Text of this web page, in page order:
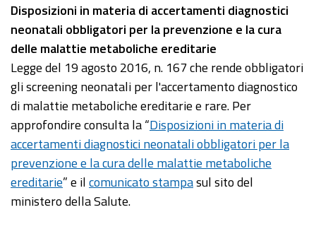
Disposizioni in materia di accertamenti diagnostici
neonatali obbligatori per la prevenzione e la cura
delle malattie metaboliche ereditarie
Legge del 19 agosto 2016, n. 167 che rende obbligatori
gli screening neonatali per l'accertamento diagnostico
di malattie metaboliche ereditarie e rare. Per
approfondire consulta la “Disposizioni in materia di
accertamenti diagnostici neonatali obbligatori per la
prevenzione e la cura delle malattie metaboliche
ereditarie” e ilcomunicato stampasul sito del
ministero della Salute.